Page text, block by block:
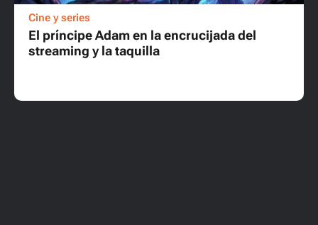
Cine y series
El príncipe Adam en la encrucijada del
streaming y la taquilla